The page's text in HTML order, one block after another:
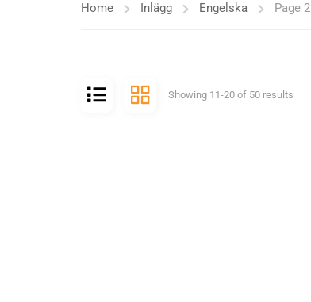
Home Inlägg Engelska Page 2
Showing 11-20 of 50 results